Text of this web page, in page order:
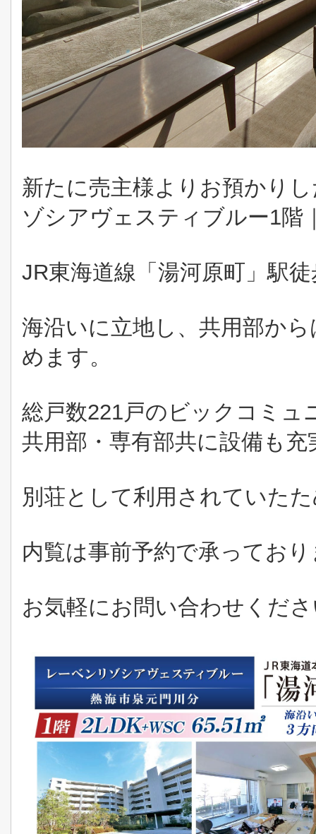
新たに売主様よりお預かり
ゾシアヴェスティブルー1階
JR東海道線「湯河原町」駅
海沿いに立地し、共用部か
めます。
総戸数221戸のビックコミュ
共用部・専有部共に設備も
別荘として利用されていた
内覧は事前予約で承ってお
お気軽にお問い合わせくだ